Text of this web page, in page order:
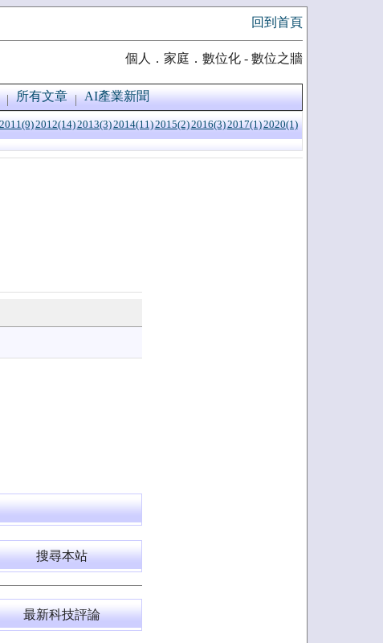
回到首頁
個人．家庭．數位化 - 數位之牆
所有文章 AI產業新聞
2011(9)2012(14)2013(3)2014(11)2015(2)2016(3)2017(1)2020(1)
搜尋本站
最新科技評論